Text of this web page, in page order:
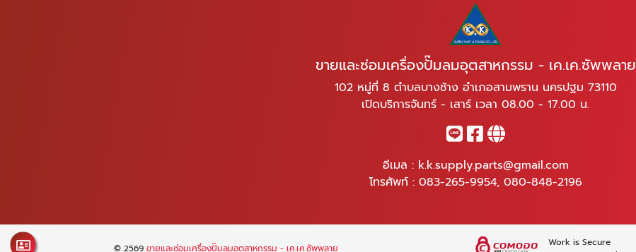
ขายและซ่อมเครื่องปั๊มลมอุตสาหกรรม - เค.เค.ซัพพลาย
102 หมู่ที่ 8 ตำบลบางช้าง อำเภอสามพราน นครปฐม 73110
เปิดบริการจันทร์ - เสาร์ เวลา 08.00 - 17.00 น.
อีเมล : k.k.supply.parts@gmail.com
โทรศัพท์ : 083-265-9954, 080-848-2196
© 2569ขายและซ่อมเครื่องปั๊มลมอุตสาหกรรม - เค.เค.ซัพพลาย
Work is Secure